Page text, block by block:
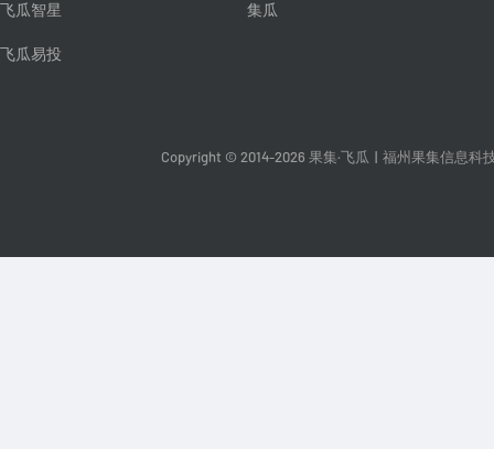
飞瓜智星
飞瓜易投
集瓜
Copyright © 2014-2026 果集·飞瓜 福州果集信息科